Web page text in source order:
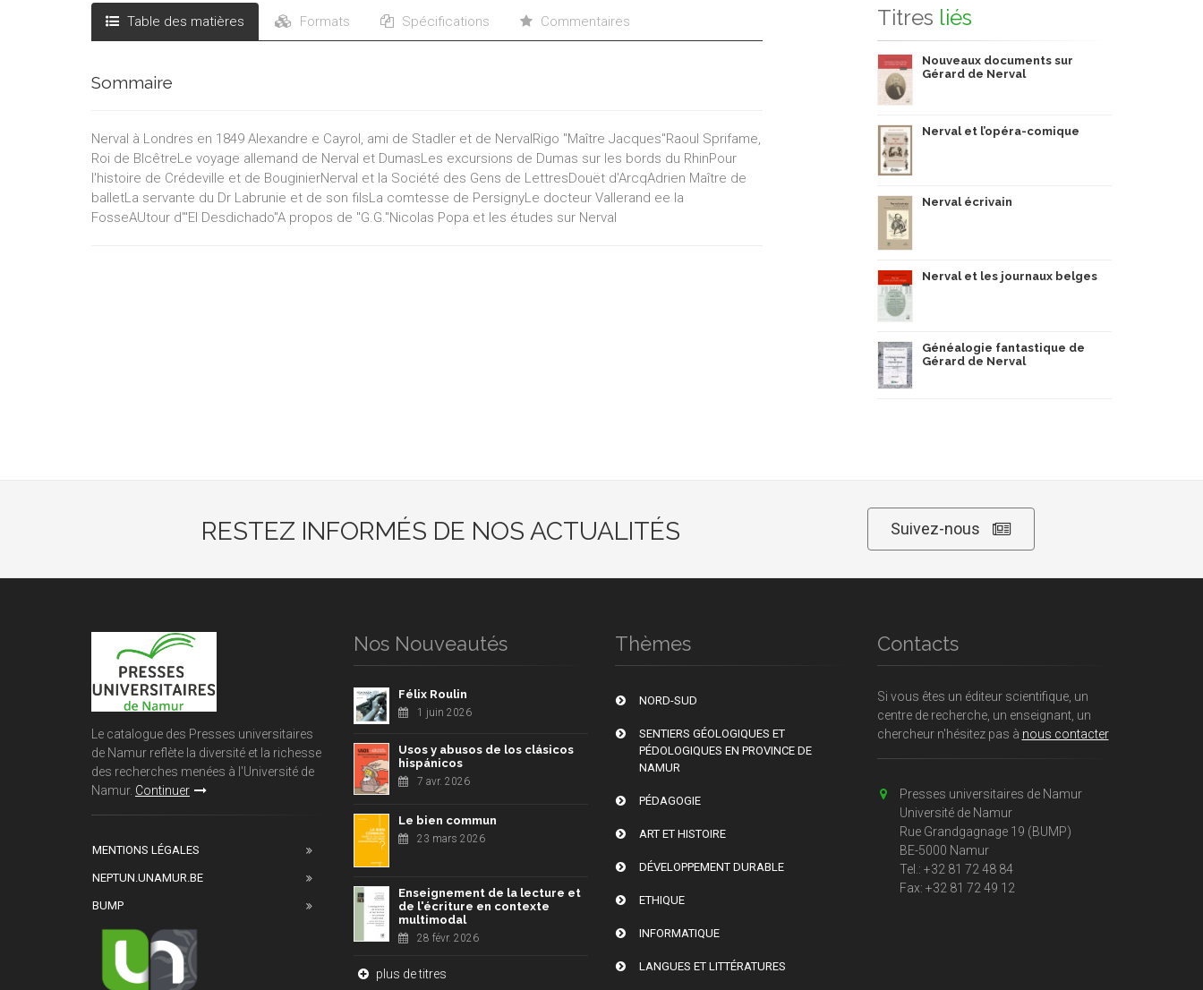
Table des matières Formats Spécifications Commentaires
Sommaire
Nerval à Londres en 1849 Alexandre e Cayrol, ami de Stadler et de NervalRigo "Maître Jacques"Raoul Sprifame,
Roi de BIcêtreLe voyage allemand de Nerval et DumasLes excursions de Dumas sur les bords du RhinPour
l'histoire de Crédeville et de BouginierNerval et la Société des Gens de LettresDouët d'ArcqAdrien Maître de
balletLa servante du Dr Labrunie et de son filsLa comtesse de PersignyLe docteur Vallerand ee la
FosseAUtour d'"El Desdichado"A propos de "G.G."Nicolas Popa et les études sur Nerval
Titres liés
Nouveaux documents sur
Gérard de Nerval
Nerval et l’opéra-comique
Nerval écrivain
Nerval et les journaux belges
Généalogie fantastique de
Gérard de Nerval
RESTEZ INFORMÉS DE NOS ACTUALITÉS Suivez-nous
Le catalogue des Presses universitaires
de Namur reflète la diversité et la richesse
des recherches menées à l'Université de
Namur. Continuer
MENTIONS LÉGALES
NEPTUN.UNAMUR.BE
BUMP
Nos Nouveautés
Félix Roulin
1 juin 2026
Usos y abusos de los clásicos
hispánicos
7 avr. 2026
Le bien commun
23 mars 2026
Enseignement de la lecture et
de l'écriture en contexte
multimodal
28 févr. 2026
plus de titres
Thèmes
NORD-SUD
SENTIERS GÉOLOGIQUES ET
PÉDOLOGIQUES EN PROVINCE DE
NAMUR
PÉDAGOGIE
ART ET HISTOIRE
DÉVELOPPEMENT DURABLE
ETHIQUE
INFORMATIQUE
LANGUES ET LITTÉRATURES
Contacts
Si vous êtes un éditeur scientifique, un
centre de recherche, un enseignant, un
chercheur n'hésitez pas à nous contacter
Presses universitaires de Namur
Université de Namur
Rue Grandgagnage 19 (BUMP)
BE-5000 Namur
Tel.: +32 81 72 48 84
Fax: +32 81 72 49 12